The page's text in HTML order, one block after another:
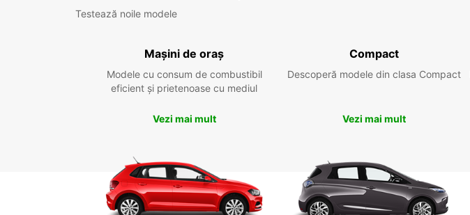
Testează noile modele
Mașini de oraș
Modele cu consum de combustibil
eficient și prietenoase cu mediul
Vezi mai mult
Compact
Descoperă modele din clasa Compact
Vezi mai mult